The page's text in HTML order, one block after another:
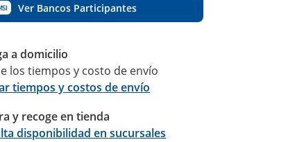
Ver Bancos Participantes
a domicilio
los tiempos y costo de envío
tiempos y costos de envío
y recoge en tienda
disponibilidad en sucursales